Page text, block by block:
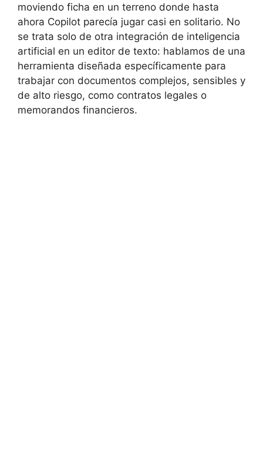
moviendo ficha en un terreno donde hasta
ahora Copilot parecía jugar casi en solitario. No
se trata solo de otra integración de inteligencia
artificial en un editor de texto: hablamos de una
herramienta diseñada específicamente para
trabajar con documentos complejos, sensibles y
de alto riesgo, como contratos legales o
memorandos financieros.